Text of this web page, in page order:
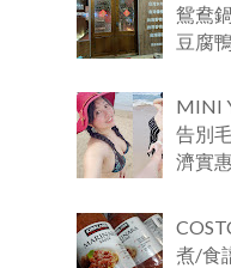
鴛鴦
豆腐
MINI
告別
濟實
煮/食